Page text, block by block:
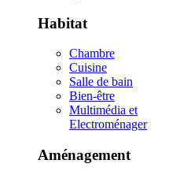
Habitat
Chambre
Cuisine
Salle de bain
Bien-être
Multimédia et
Electroménager
Aménagement